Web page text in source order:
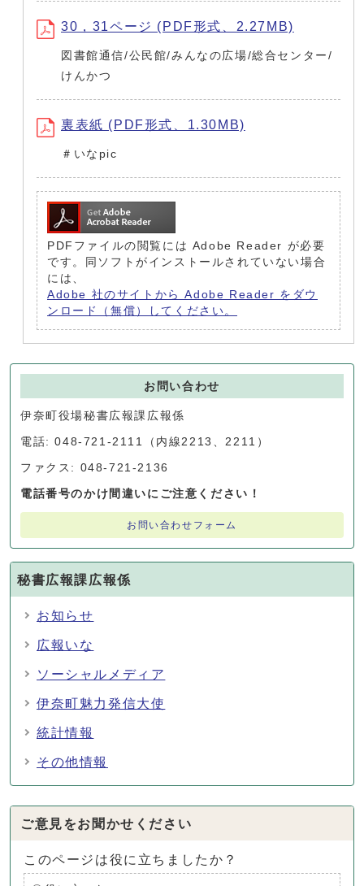
30，31ページ (PDF形式、2.27MB)
図書館通信/公民館/みんなの広場/総合センター/
けんかつ
裏表紙 (PDF形式、1.30MB)
＃いなpic
PDFファイルの閲覧には Adobe Reader が必要
です。同ソフトがインストールされていない場合
には、
Adobe 社のサイトから Adobe Reader をダウ
ンロード（無償）してください。
お問い合わせ
伊奈町役場秘書広報課広報係
電話: 048-721-2111（内線2213、2211）
ファクス: 048-721-2136
電話番号のかけ間違いにご注意ください！
お問い合わせフォーム
秘書広報課広報係
お知らせ
広報いな
ソーシャルメディア
伊奈町魅力発信大使
統計情報
その他情報
ご意見をお聞かせください
このページは役に立ちましたか？